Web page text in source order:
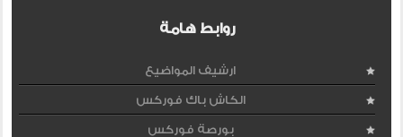
روابط هامة
ارشيف المواضيع
الكاش باك فوركس
بورصة فوركس